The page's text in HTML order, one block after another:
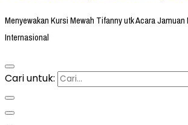
Menyewakan Kursi Mewah Tifanny utk Acara
Internasional
Cari untuk: